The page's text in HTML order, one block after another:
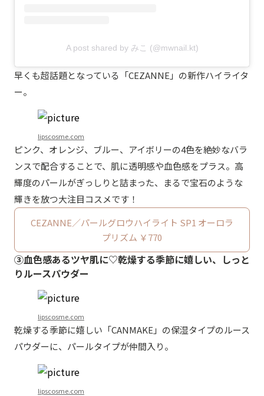
A post shared by みこ (@mwnail.kt)
早くも超話題となっている「CEZANNE」の新作ハイライタ
ー。
lipscosme.com
ピンク、オレンジ、ブルー、アイボリーの4色を絶妙なバラ
ンスで配合することで、肌に透明感や血色感をプラス。高
輝度のパールがぎっしりと詰まった、まるで宝石のような
輝きを放つ大注目コスメです！
CEZANNE／パールグロウハイライト SP1 オーロラ
プリズム ￥770
③血色感あるツヤ肌に♡乾燥する季節に嬉しい、しっと
りルースパウダー
lipscosme.com
乾燥する季節に嬉しい「CANMAKE」の保湿タイプのルース
パウダーに、パールタイプが仲間入り。
lipscosme.com